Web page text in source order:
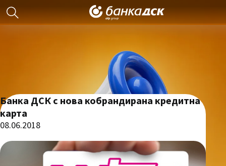
Банка ДСК с нова кобрандирана кредитна
карта
08.06.2018